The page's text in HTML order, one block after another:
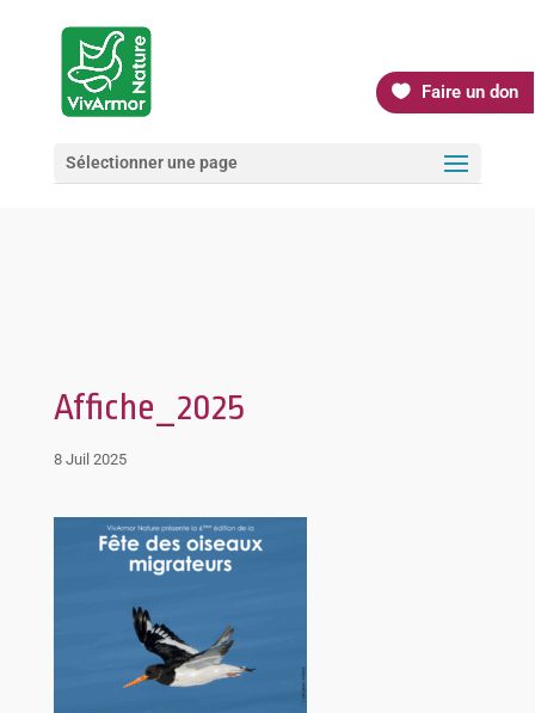
Faire un don
Sélectionner une page
Affiche_2025
8 Juil 2025